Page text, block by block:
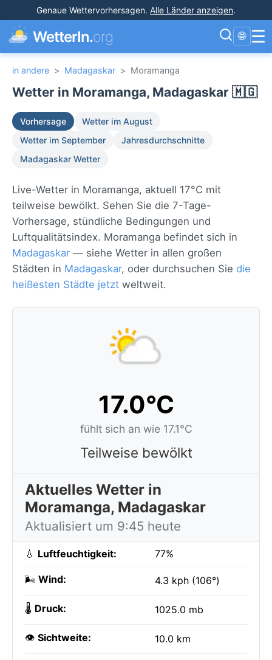
Genaue Wettervorhersagen. Alle Länder anzeigen.
WetterIn.org 🌐 ☰
in andere > Madagaskar > Moramanga
Wetter in Moramanga, Madagaskar 🇲🇬
Vorhersage
Wetter im August
Wetter im September
Jahresdurchschnitte
Madagaskar Wetter
Live-Wetter in Moramanga, aktuell 17°C mit
teilweise bewölkt. Sehen Sie die 7-Tage-
Vorhersage, stündliche Bedingungen und
Luftqualitätsindex. Moramanga befindet sich in
Madagaskar — siehe Wetter in allen großen
Städten in Madagaskar, oder durchsuchen Sie die
heißesten Städte jetzt weltweit.
17.0°C
fühlt sich an wie 17.1°C
Teilweise bewölkt
Aktuelles Wetter in
Moramanga, Madagaskar
Aktualisiert um 9:45 heute
💧 Luftfeuchtigkeit: 77%
🌬️ Wind: 4.3 kph (106°)
🌡️ Druck: 1025.0 mb
👁️ Sichtweite: 10.0 km